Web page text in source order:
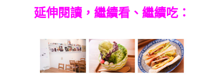
延伸閱讀，繼續看、繼續吃：